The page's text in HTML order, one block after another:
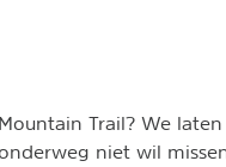
Trail? We laten
niet wil